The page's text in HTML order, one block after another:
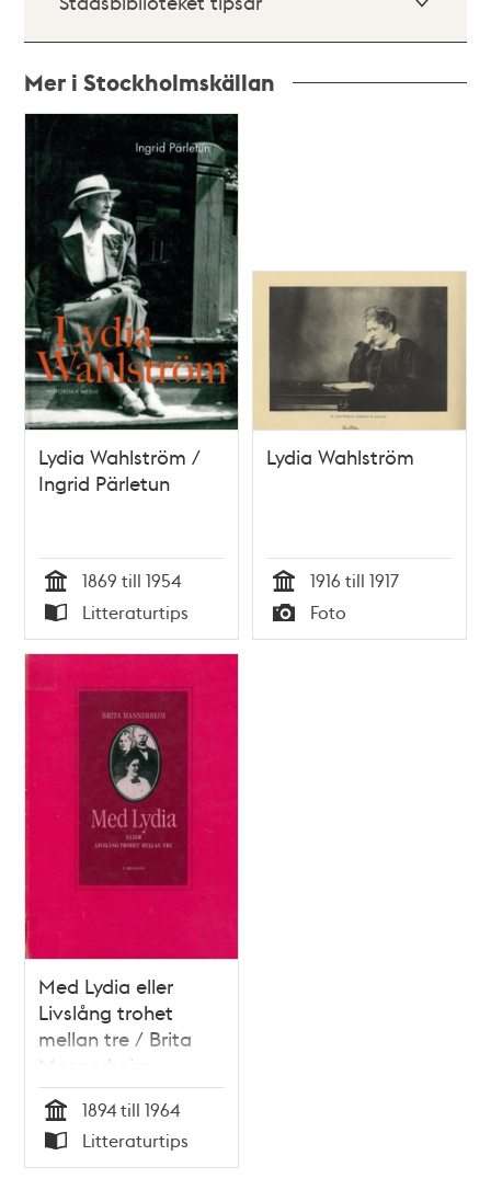
Mer i Stockholmskällan
poster
och
teman
Lydia Wahlström /
Ingrid Pärletun
Tid
1869 till 1954
Typ
Litteraturtips
Lydia Wahlström
Tid
1916 till 1917
Typ
Foto
Med Lydia eller
Livslång trohet
mellan tre / Brita
Mannerheim
Tid
1894 till 1964
Typ
Litteraturtips